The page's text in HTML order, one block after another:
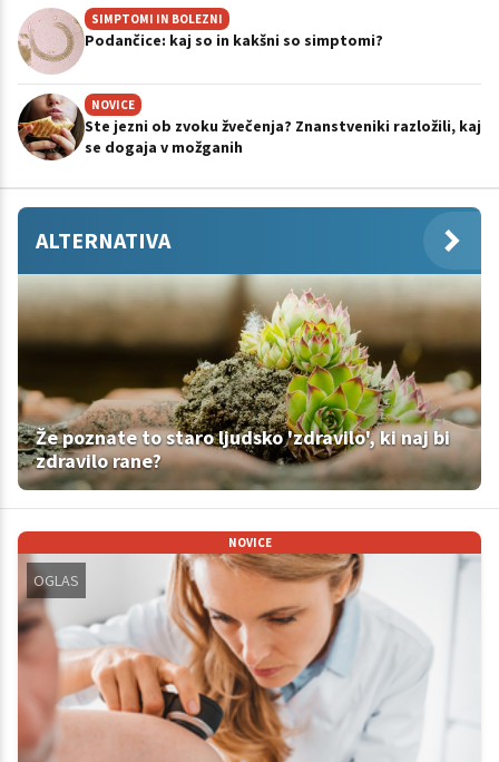
SIMPTOMI IN BOLEZNI
Podančice: kaj so in kakšni so simptomi?
NOVICE
Ste jezni ob zvoku žvečenja? Znanstveniki razložili, kaj
se dogaja v možganih
ALTERNATIVA
Že poznate to staro ljudsko 'zdravilo', ki naj bi
zdravilo rane?
NOVICE
OGLAS